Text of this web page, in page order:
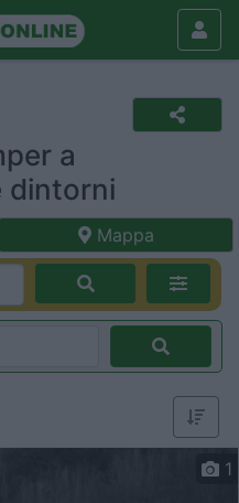
a
dintorni
Mappa
1